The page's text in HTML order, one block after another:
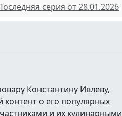
серия от 28.01.2026
Константину Ивлеву,
контент о его популярных
и их кулинарными